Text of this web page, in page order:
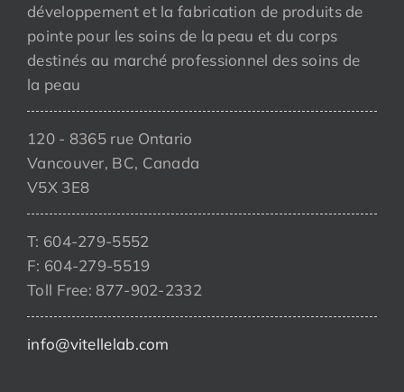
développement et la fabrication de produits de
pointe pour les soins de la peau et du corps
destinés au marché professionnel des soins de
la peau
120 - 8365 rue Ontario
Vancouver, BC, Canada
V5X 3E8
T: 604-279-5552
F: 604-279-5519
Toll Free: 877-902-2332
info@vitellelab.com